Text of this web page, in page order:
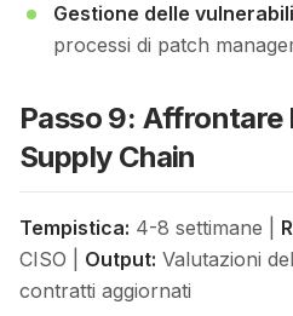
Gestione delle
processi di patch
Passo 9: Affrontare
Supply Chain
Tempistica: 4-8 settimane |
CISO | Output: Valutazioni
contratti aggiornati